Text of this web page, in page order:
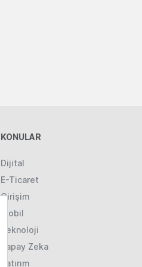
KONULAR
Dijital
E-Ticaret
Girişim
Mobil
Teknoloji
Yapay Zeka
Yatırım